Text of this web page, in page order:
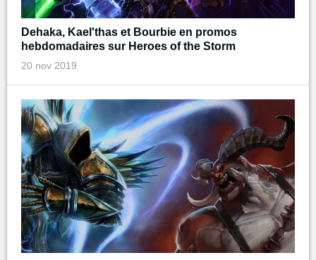
Dehaka, Kael'thas et Bourbie en promos
hebdomadaires sur Heroes of the Storm
20 nov 2019